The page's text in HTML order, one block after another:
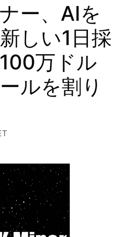
ー、AIを
しい1日採
万ドル
ルを割り